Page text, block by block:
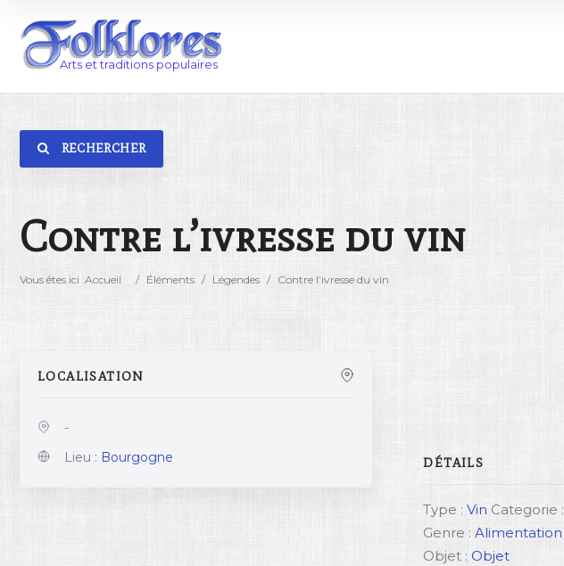
RECHERCHER
Contre l’ivresse du vin
Vous êtes ici :Accueil / Éléments / Légendes / Contre l’ivresse du vin
LOCALISATION
-
Lieu : Bourgogne DÉTAILS
Type :Vin Categorie :
Genre :Alimentation
Objet :Objet